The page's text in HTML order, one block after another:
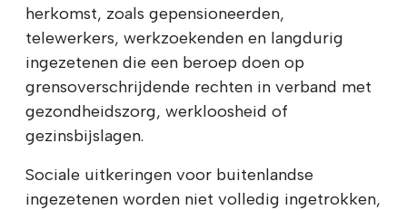
herkomst, zoals gepensioneerden,
telewerkers, werkzoekenden en langdurig
ingezetenen die een beroep doen op
grensoverschrijdende rechten in verband met
gezondheidszorg, werkloosheid of
gezinsbijslagen.
Sociale uitkeringen voor buitenlandse
ingezetenen worden niet volledig ingetrokken,